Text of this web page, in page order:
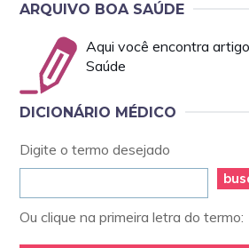
ARQUIVO BOA SAÚDE
Aqui você encontra
Saúde
DICIONÁRIO MÉDICO
Digite o termo desejado
Ou clique na primeira letra do termo: